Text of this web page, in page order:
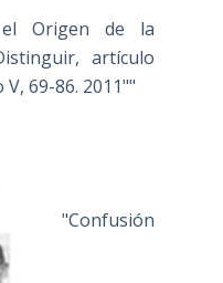
Origen de la
artículo
69-86. 2011""
"Confusión